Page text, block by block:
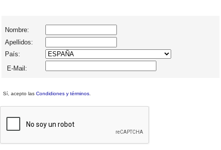
Nombre:
Apellidos:
País:
E-Mail:
Sí, acepto las Condidiones y términos